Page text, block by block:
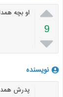

9

او بچه
نویسنده
پدرش